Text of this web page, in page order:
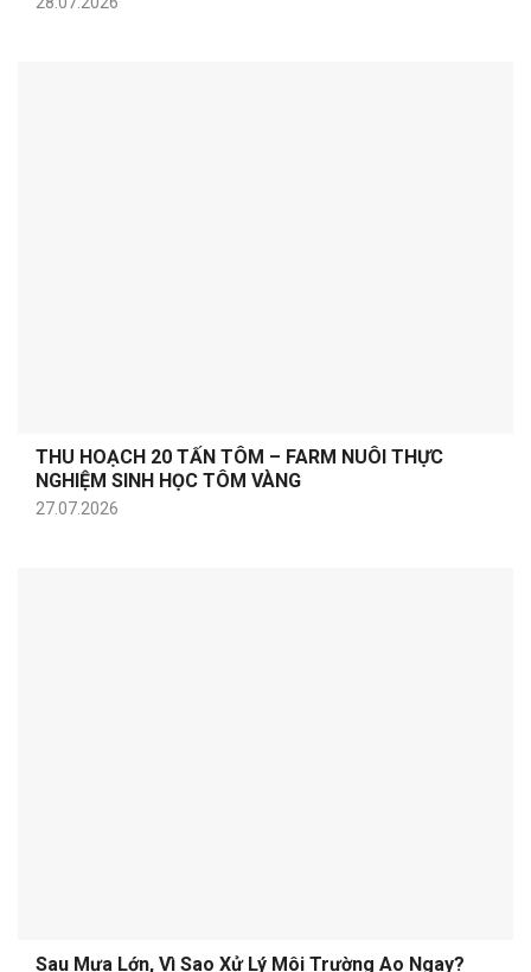
THU HOẠCH 20 TẤN TÔM – FARM NUÔI THỰC
NGHIỆM SINH HỌC TÔM VÀNG
27.07.2026
Sau Mưa Lớn, Vì Sao Xử Lý Môi Trường Ao Ngay?